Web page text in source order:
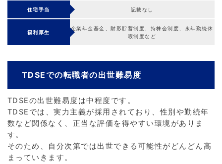
住宅手当 記載なし
福利厚生
企業年金基金、財形貯蓄制度、持株会制度、永年勤続休
暇制度など
TDSEでの転職者の出世難易度
TDSEの出世難易度は中程度です。
TDSEでは、実力主義が採用されており、性別や勤続年
数など関係なく、正当な評価を得やすい環境がありま
す。
そのため、自分次第では出世できる可能性がどんどん高
まっていきます。